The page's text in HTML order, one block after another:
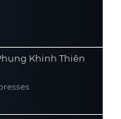
Khinh Thiên